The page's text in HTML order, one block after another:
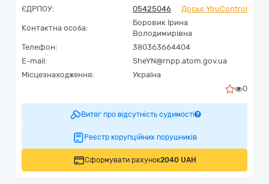
ЄДРПОУ:
05425046 Досьє YouControl
Контактна особа:
Боровик Ірина
Володимирівна
Телефон:
380363664404
E-mail:
SheYN@rnpp.atom.gov.ua
Місцезнаходження:
Україна
0
Витяг про відсутність судимості
Реєстр корупційних порушників
Сформувати рахунок2040 UAH